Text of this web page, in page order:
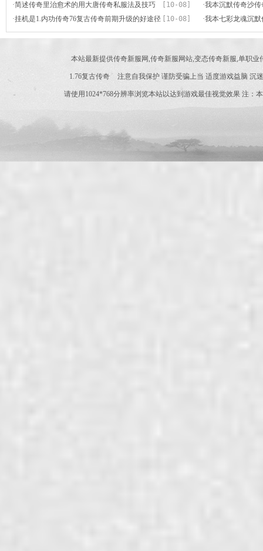
打
[10-08]
·简述传奇里治愈术的用大唐传奇私服法及技巧 ·我本沉默传奇沙
解
[10-08]
·挂机是1.内功传奇76复古传奇前期升级的好途径 ·我本七彩龙魂沉
本站最新提供传奇新服网,传奇新服网站,变态传奇新服,单职
1.76复古传奇 注意自我保护 谨防受骗上当 适度游戏益脑 沉
请使用1024*768分辨率浏览本站以达到游戏最佳视觉效果 注